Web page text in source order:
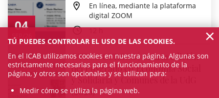
04
SEP/26
En línea, mediante la plataforma
digital ZOOM
12 h
OTROS CURSOS | Cuarta edición
del Posgrado en Economía Social
y Solidaria y Comunes de la UdG
(2026)
TÚ PUEDES CONTROLAR EL USO DE LAS COOKIES.
En el ICAB utilizamos cookies en nuestra página. Algunas son
estrictamente necesarias para el funcionamiento de la
página, y otros son opcionales y se utilizan para:
Medir cómo se utiliza la página web.
×